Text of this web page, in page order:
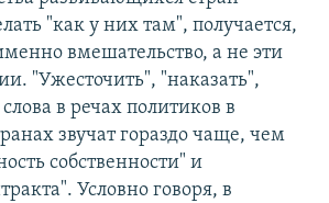
"как у них там", получается,
вмешательство, а не эти
"Ужесточить", "наказать",
в речах политиков в
звучат гораздо чаще, чем
собственности" и
Условно говоря, в